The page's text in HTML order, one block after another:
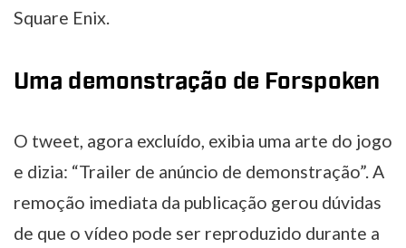
Square Enix.
Uma demonstração de Forspoken
O tweet, agora excluído, exibia uma arte do jogo
e dizia: “Trailer de anúncio de demonstração”. A
remoção imediata da publicação gerou dúvidas
de que o vídeo pode ser reproduzido durante a